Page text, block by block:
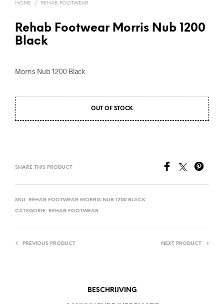
HOME / REHAB FOOTWEAR
Rehab Footwear Morris Nub 1200
Black
Morris Nub 1200 Black
OUT OF STOCK
SHARE THIS PRODUCT
SKU: REHAB FOOTWEAR MORRIS NUB 1200 BLACK
CATEGORIE: REHAB FOOTWEAR
PREVIOUS PRODUCT NEXT PRODUCT
BESCHRIJVING